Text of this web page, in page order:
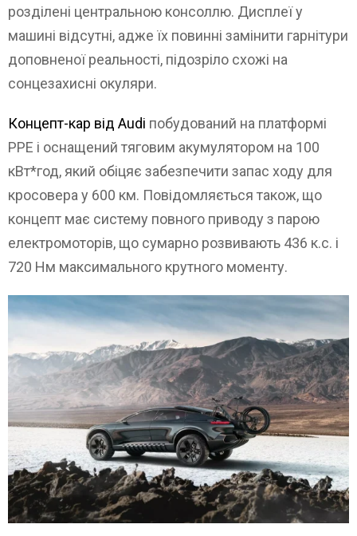
розділені центральною консоллю. Дисплеї у
машині відсутні, адже їх повинні замінити гарнітури
доповненої реальності, підозріло схожі на
сонцезахисні окуляри.
Концепт-кар від Audi побудований на платформі
PPE і оснащений тяговим акумулятором на 100
кВт*год, який обіцяє забезпечити запас ходу для
кросовера у 600 км. Повідомляється також, що
концепт має систему повного приводу з парою
електромоторів, що сумарно розвивають 436 к.с. і
720 Нм максимального крутного моменту.